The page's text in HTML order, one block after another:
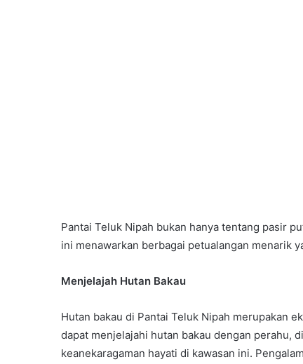
Pantai Teluk Nipah bukan hanya tentang pasir
ini menawarkan berbagai petualangan menarik
Menjelajah Hutan Bakau
Hutan bakau di Pantai Teluk Nipah merupakan
dapat menjelajahi hutan bakau dengan perahu,
keanekaragaman hayati di kawasan ini.